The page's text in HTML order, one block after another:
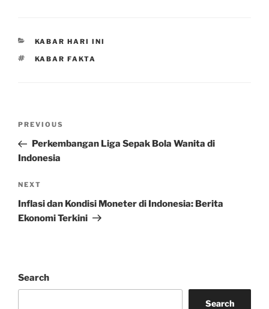
CATEGORIES
KABAR HARI INI
TAGS
KABAR FAKTA
Previous
Post
PREVIOUS
Perkembangan Liga Sepak Bola Wanita di
Indonesia
Next
Post
NEXT
Inflasi dan Kondisi Moneter di Indonesia: Berita
Ekonomi Terkini
Search
Search